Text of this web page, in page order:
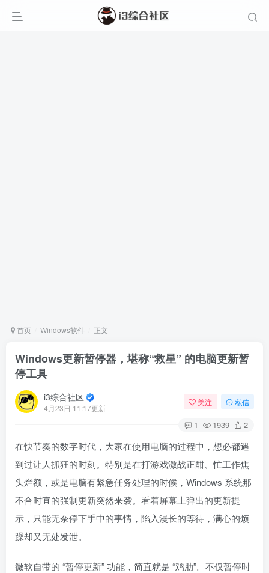
首页 Windows软件 正文
Windows更新暂停器，堪称“救星” 的电脑更新暂
停工具
i3综合社区
4月23日 11:17更新
关注 私信
1 1939 2
在快节奏的数字时代，大家在使用电脑的过程中，想必都遇
到过让人抓狂的时刻。特别是在打游戏激战正酣、忙工作焦
头烂额，或是电脑有紧急任务处理的时候，Windows 系统那
不合时宜的强制更新突然来袭。看着屏幕上弹出的更新提
示，只能无奈停下手中的事情，陷入漫长的等待，满心的烦
躁却又无处发泄。
微软自带的 “暂停更新” 功能，简直就是 “鸡肋”。不仅暂停时